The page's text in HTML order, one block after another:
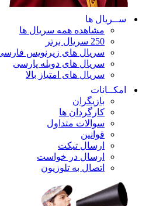
ســریال ها
مشاهده همه سریال ها
250 سریال برتر
سریال های زیرنویس
سریال های دوبله پارسی
سریال های امتیاز بالا
امکــانات
بازیگران
کارگردان ها
سوالات متداول
قوانین
ارسال تیکت
ارسال در خواست
اتصال به تلوزیون